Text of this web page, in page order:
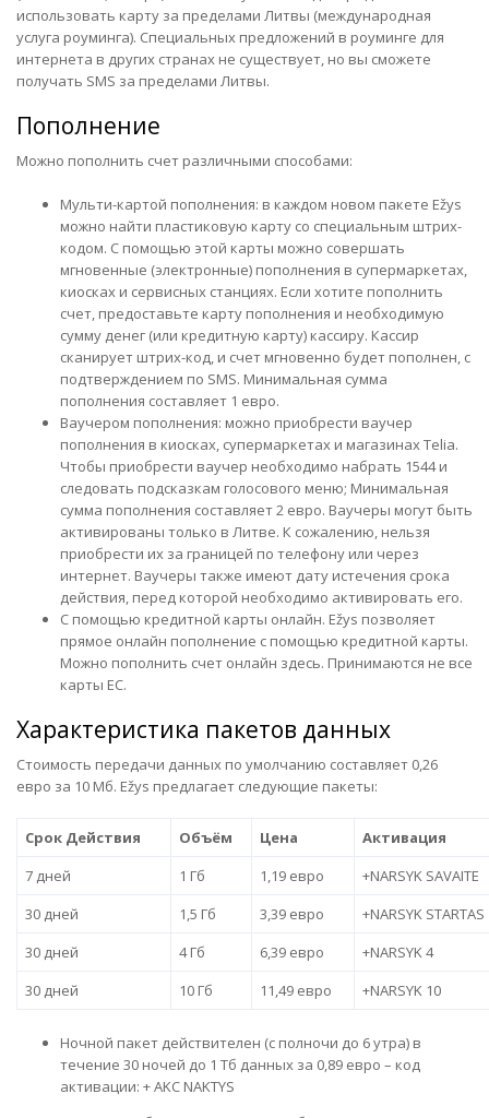
использовать карту за пределами Литвы (международная
услуга роуминга). Специальных предложений в роуминге для
интернета в других странах не существует, но вы сможете
получать SMS за пределами Литвы.
Пополнение
Можно пополнить счет различными способами:
Мульти-картой пополнения: в каждом новом пакете Ežys
можно найти пластиковую карту со специальным штрих-
кодом. С помощью этой карты можно совершать
мгновенные (электронные) пополнения в супермаркетах,
киосках и сервисных станциях. Если хотите пополнить
счет, предоставьте карту пополнения и необходимую
сумму денег (или кредитную карту) кассиру. Кассир
сканирует штрих-код, и счет мгновенно будет пополнен, с
подтверждением по SMS. Минимальная сумма
пополнения составляет 1 евро.
Ваучером пополнения: можно приобрести ваучер
пополнения в киосках, супермаркетах и ​​магазинах Telia.
Чтобы приобрести ваучер необходимо набрать 1544 и
следовать подсказкам голосового меню; Минимальная
сумма пополнения составляет 2 евро. Ваучеры могут быть
активированы только в Литве. К сожалению, нельзя
приобрести их за границей по телефону или через
интернет. Ваучеры также имеют дату истечения срока
действия, перед которой необходимо активировать его.
С помощью кредитной карты онлайн. Ežys позволяет
прямое онлайн пополнение с помощью кредитной карты.
Можно пополнить счет онлайн здесь. Принимаются не все
карты ЕС.
Характеристика пакетов данных
Стоимость передачи данных по умолчанию составляет 0,26
евро за 10 Мб. Ežys предлагает следующие пакеты:
Срок Действия Объём Цена
Активация
7 дней
1 Гб 1,19 евро
+NARSYK SAVAITE
30 дней
1,5 Гб 3,39 евро
+NARSYK STARTAS
30 дней
4 Гб 6,39 евро
+NARSYK 4
30 дней
10 Гб 11,49 евро +NARSYK 10
Ночной пакет действителен (с полночи до 6 утра) в
течение 30 ночей до 1 Тб данных за 0,89 евро – код
активации: + AKC NAKTYS